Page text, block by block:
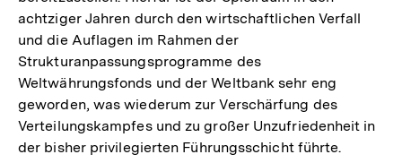
achtziger Jahren durch den wirtschaftlichen Verfall
und die Auflagen im Rahmen der
Strukturanpassungsprogramme des
Weltwährungsfonds und der Weltbank sehr eng
geworden, was wiederum zur Verschärfung des
Verteilungskampfes und zu großer Unzufriedenheit in
der bisher privilegierten Führungsschicht führte.